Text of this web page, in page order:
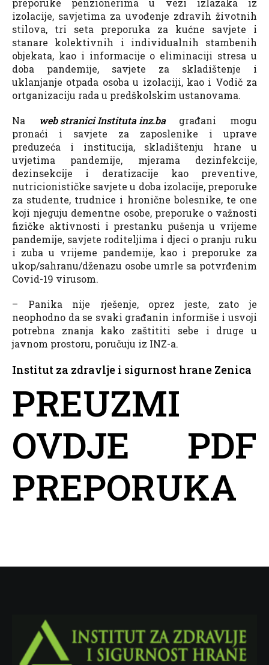
izolacije, savjetima za uvođenje zdravih životnih
stilova, tri seta preporuka za kućne savjete i
stanare kolektivnih i individualnih stambenih
objekata, kao i informacije o eliminaciji stresa u
doba pandemije, savjete za skladištenje i
uklanjanje otpada osoba u izolaciji, kao i Vodič za
ortganizaciju rada u predškolskim ustanovama.
Na
web stranici Instituta inz.bagrađani mogu
pronaći i savjete za zaposlenike i uprave
preduzeća i institucija, skladištenju hrane u
uvjetima pandemije, mjerama dezinfekcije,
dezinsekcije i deratizacije kao preventive,
nutricionističke savjete u doba izolacije, preporuke
za studente, trudnice i hronične bolesnike, te one
koji njeguju dementne osobe, preporuke o važnosti
fizičke aktivnosti i prestanku pušenja u vrijeme
pandemije, savjete roditeljima i djeci o pranju ruku
i zuba u vrijeme pandemije, kao i preporuke za
ukop/sahranu/dženazu osobe umrle sa potvrđenim
Covid-19 virusom.
– Panika nije rješenje, oprez jeste, zato je
neophodno da se svaki građanin informiše i usvoji
potrebna znanja kako zaštititi sebe i druge u
javnom prostoru, poručuju iz INZ-a.
Institut za zdravlje i sigurnost hrane Zenica
PREUZMI
OVDJE PDF
PREPORUKA